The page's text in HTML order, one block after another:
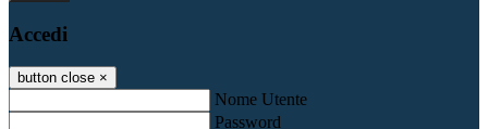
Accedi
button close ×
Nome Utente
Password